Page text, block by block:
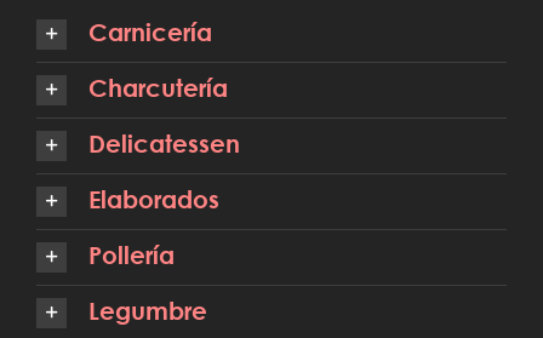
Carnicería
Charcutería
Delicatessen
Elaborados
Pollería
Legumbre